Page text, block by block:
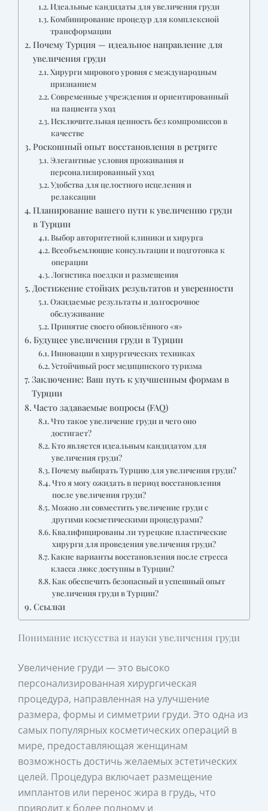
Идеальные кандидаты для увеличения груди
Комбинирование процедур для комплексной
трансформации
Почему Турция — идеальное направление для
увеличения груди
Хирурги мирового уровня с международным
признанием
Современные учреждения и ориентированный
на пациента уход
Исключительная ценность без компромиссов в
качестве
Роскошный опыт восстановления в ретрите
Элегантные условия проживания и
персонализированный уход
Удобства для целостного исцеления и
релаксации
Планирование вашего пути к увеличению груди
в Турции
Выбор авторитетной клиники и хирурга
Всеобъемлющие консультации и подготовка к
операции
Логистика поездки и размещения
Достижение стойких результатов и уверенности
Ожидаемые результаты и долгосрочное
обслуживание
Принятие своего обновлённого «я»
Будущее увеличения груди в Турции
Инновации в хирургических техниках
Устойчивый рост медицинского туризма
Заключение: Ваш путь к улучшенным формам в
Турции
Часто задаваемые вопросы (FAQ)
Что такое увеличение груди и чего оно
достигает?
Кто является идеальным кандидатом для
увеличения груди?
Почему выбирать Турцию для увеличения груди?
Что я могу ожидать в период восстановления
после увеличения груди?
Можно ли совместить увеличение груди с
другими косметическими процедурами?
Квалифицированы ли турецкие пластические
хирурги для проведения увеличения груди?
Какие варианты восстановления после стресса
класса люкс доступны в Турции?
Как обеспечить безопасный и успешный опыт
увеличения груди в Турции?
Ссылки
Понимание искусства и науки увеличения груди
Увеличение груди — это высоко
персонализированная хирургическая
процедура, направленная на улучшение
размера, формы и симметрии груди. Это одна из
самых популярных косметических операций в
мире, предоставляющая женщинам
возможность достичь желаемых эстетических
целей. Процедура включает размещение
имплантов или перенос жира в грудь, что
приводит к более полному и